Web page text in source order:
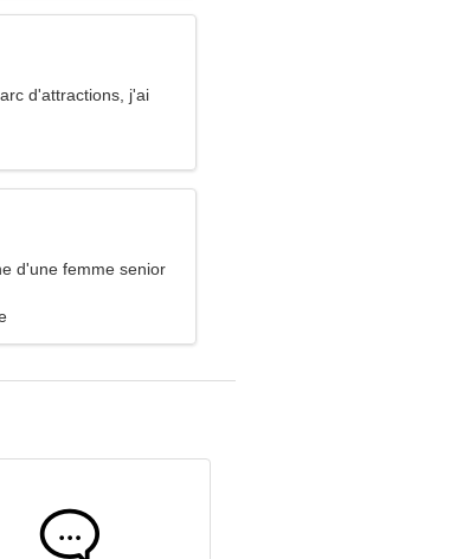
d'attractions, j'ai
d'une femme senior